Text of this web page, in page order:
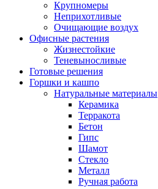
Крупномеры
Неприхотливые
Очищающие воздух
Офисные растения
Жизнестойкие
Теневыносливые
Готовые решения
Горшки и кашпо
Натуральные материалы
Керамика
Терракота
Бетон
Гипс
Шамот
Стекло
Металл
Ручная работа